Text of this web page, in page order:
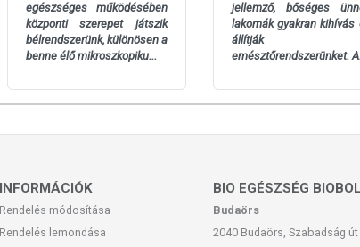
frukto-oligoszacharid (inulin); vivőanyag: magnézium-
dioxid (E171)
jogosultja: ADM Protexin Limited, Egyesült Királyság
egészséges működésében
központi szerepet játszik
bélrendszerünk, különösen a
benne élő mikroszkopiku...
jellemző, bőséges
lakomák gyakran kihívás
állítják
emésztőrendszerünket.
INFORMÁCIÓK
Rendelés módosítása
Rendelés lemondása
BIO EGÉSZSÉG
Budaörs
2040 Budaörs, Szabadság út